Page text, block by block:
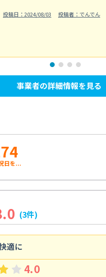
投稿日：2024/08/03 投稿者：でんでん
事業者の詳細情報を見る
日を...
(3件)
適に
4.0